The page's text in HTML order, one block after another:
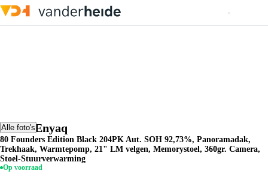
Alle foto's
Skoda Enyaq
80 Founders Edition Black 204PK Aut. SOH 92,73%, Panoramadak,
Trekhaak, Warmtepomp, 21" LM velgen, Memorystoel, 360gr. Camera,
Stoel-Stuurverwarming
Op voorraad